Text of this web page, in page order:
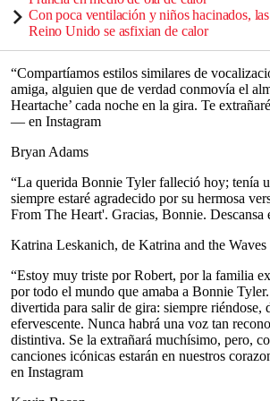
Con poca ventilación y niños hacinados,
Reino Unido se asfixian de calor
“Compartíamos estilos similares de
amiga, alguien que de verdad conmovía el
Heartache’ cada noche en la gira. Te
— en Instagram
Bryan Adams
“La querida Bonnie Tyler falleció hoy; tenía
siempre estaré agradecido por su hermosa
From The Heart'. Gracias, Bonnie.
Katrina Leskanich, de Katrina and the Waves
“Estoy muy triste por Robert, por la familia
por todo el mundo que amaba a Bonnie
divertida para salir de gira: siempre riéndose,
efervescente. Nunca habrá una voz tan
distintiva. Se la extrañará muchísimo, pero,
canciones icónicas estarán en nuestros
en Instagram